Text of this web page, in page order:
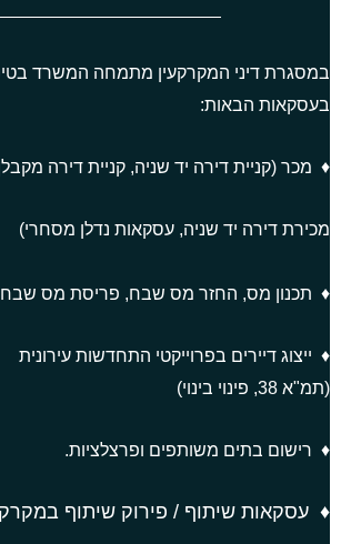
דיני המקרקעין מתמחה המשרד בטיפול
הבאות:
(קניית דירה יד שניה, קניית דירה מקבלן,
דירה יד שניה, עסקאות נדלן מסחרי)
מס, החזר מס שבח, פריסת מס שבח.
דיירים בפרוייקטי התחדשות עירונית
פינוי בינוי)
בתים משותפים ופרצלציות.
שיתוף / פירוק שיתוף במקרקעין